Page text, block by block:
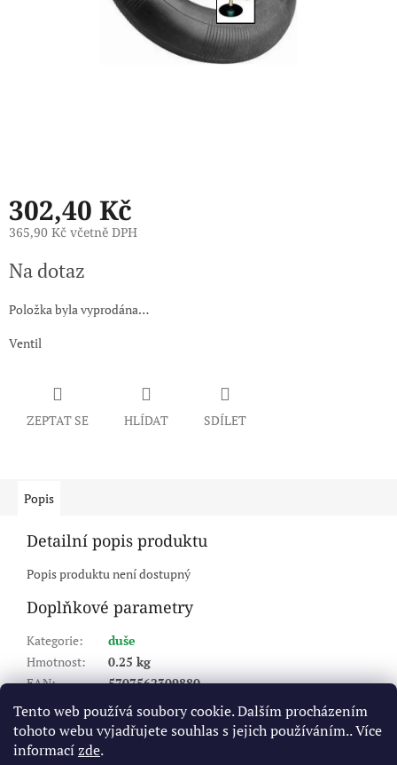
Tento web používá soubory cookie. Dalším procházením
tohoto webu vyjadřujete souhlas s jejich používáním.. Více
informacízde.
302,40 Kč
365,90 Kč včetně DPH
cena:
Na dotaz
Položka byla vyprodána…
Ventil
ZEPTAT SE HLÍDAT SDÍLET
Popis
Detailní popis produktu
Popis produktu není dostupný
Doplňkové parametry
Kategorie:
duše
Hmotnost:
0.25 kg
EAN:
5707562309880
šířka
8
ráfek:
6
Typ ventilku: